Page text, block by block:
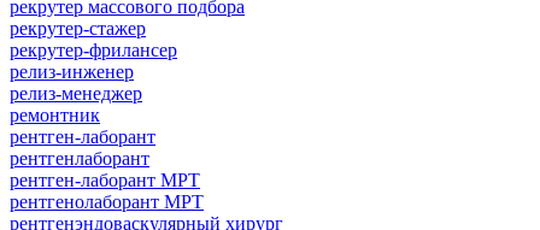
рекрутер массового подбора
рекрутер-стажер
рекрутер-фрилансер
релиз-инженер
релиз-менеджер
ремонтник
рентген-лаборант
рентгенлаборант
рентген-лаборант МРТ
рентгенолаборант МРТ
рентгенэндоваскулярный хирург